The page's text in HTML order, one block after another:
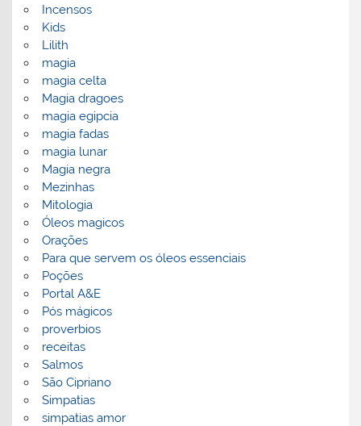
Incensos
Kids
Lilith
magia
magia celta
Magia dragoes
magia egipcia
magia fadas
magia lunar
Magia negra
Mezinhas
Mitologia
Óleos magicos
Orações
Para que servem os óleos essenciais
Poções
Portal A&E
Pós mágicos
proverbios
receitas
Salmos
São Cipriano
Simpatias
simpatias amor